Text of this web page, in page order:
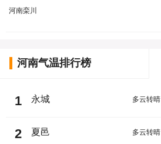
河南栾川
河南气温排行榜
1 永城 多云转晴
2 夏邑 多云转晴